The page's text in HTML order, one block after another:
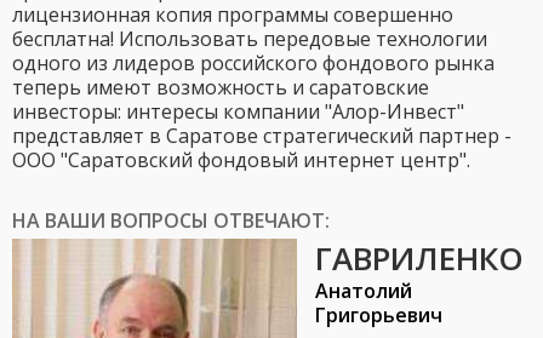
лицензионная копия программы совершенно
бесплатна! Использовать передовые технологии
одного из лидеров российского фондового рынка
теперь имеют возможность и саратовские
инвесторы: интересы компании "Алор-Инвест"
представляет в Саратове стратегический партнер -
ООО "Саратовский фондовый интернет центр".
НА ВАШИ ВОПРОСЫ ОТВЕЧАЮТ:
ГАВРИЛЕНКО
Анатолий
Григорьевич